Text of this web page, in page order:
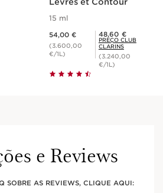
15 ml
54,00 €
(3.600,00
€/1L)
Preço Club Clarins 48,60 €
48,60 €
PREÇO CLUB
CLARINS
(3.240,00
€/1L)
e Reviews
SOBRE AS REVIEWS, CLIQUE AQUI: